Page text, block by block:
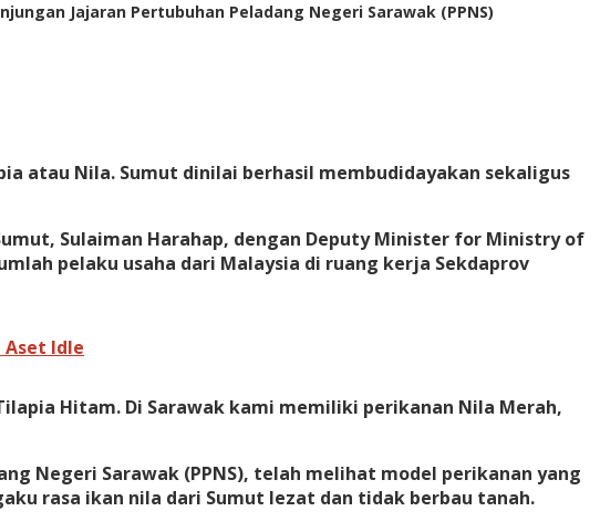
Jajaran Pertubuhan Peladang Negeri Sarawak (PPNS)
atau Nila. Sumut dinilai berhasil membudidayakan sekaligus
Sulaiman Harahap, dengan Deputy Minister for Ministry of
pelaku usaha dari Malaysia di ruang kerja Sekdaprov
Idle
Hitam. Di Sarawak kami memiliki perikanan Nila Merah,
Negeri Sarawak (PPNS), telah melihat model perikanan yang
rasa ikan nila dari Sumut lezat dan tidak berbau tanah.